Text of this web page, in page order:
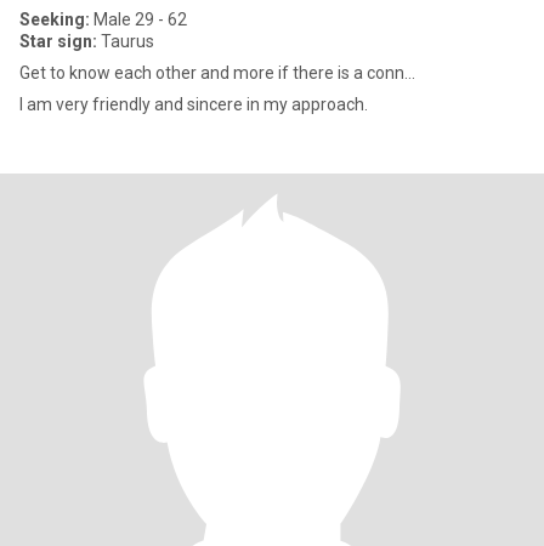
Seeking: Male 29 - 62
Star sign: Taurus
Get to know each other and more if there is a conn...
I am very friendly and sincere in my approach.